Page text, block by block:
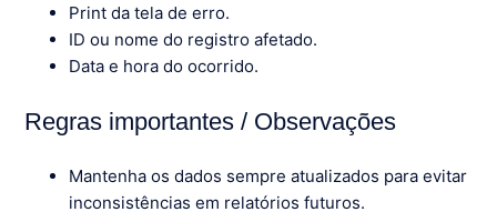
Print da tela de erro.
ID ou nome do registro afetado.
Data e hora do ocorrido.
Regras importantes / Observações
Mantenha os dados sempre atualizados para evitar
inconsistências em relatórios futuros.